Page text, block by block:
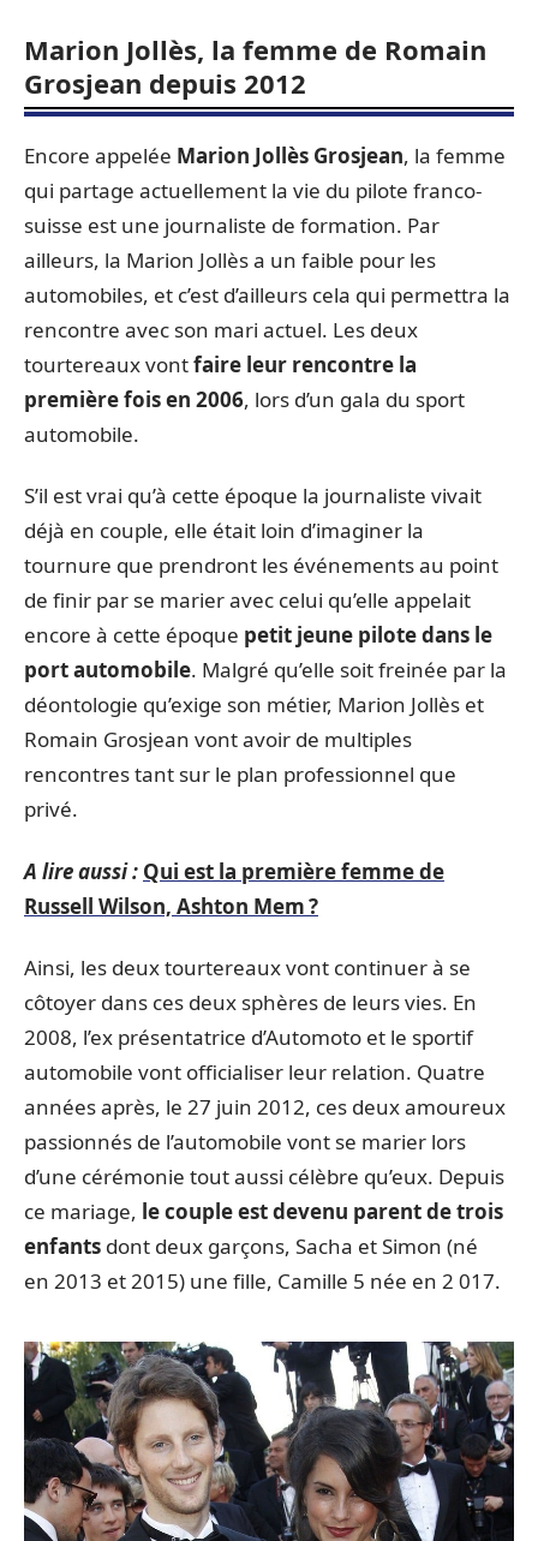
Marion Jollès, la femme de Romain
Grosjean depuis 2012
Encore appelée Marion Jollès Grosjean, la femme
qui partage actuellement la vie du pilote franco-
suisse est une journaliste de formation. Par
ailleurs, la Marion Jollès a un faible pour les
automobiles, et c’est d’ailleurs cela qui permettra la
rencontre avec son mari actuel. Les deux
tourtereaux vontfaire leur rencontre la
première fois en 2006, lors d’un gala du sport
automobile.
S’il est vrai qu’à cette époque la journaliste vivait
déjà en couple, elle était loin d’imaginer la
tournure que prendront les événements au point
de finir par se marier avec celui qu’elle appelait
encore à cette époque petit jeune pilote dans le
port automobile. Malgré qu’elle soit freinée par la
déontologie qu’exige son métier, Marion Jollès et
Romain Grosjean vont avoir de multiples
rencontres tant sur le plan professionnel que
privé.
A lire aussi : Qui est la première femme de
Russell Wilson, Ashton Mem ?
Ainsi, les deux tourtereaux vont continuer à se
côtoyer dans ces deux sphères de leurs vies. En
2008, l’ex présentatrice d’Automoto et le sportif
automobile vont officialiser leur relation. Quatre
années après, le 27 juin 2012, ces deux amoureux
passionnés de l’automobile vont se marier lors
d’une cérémonie tout aussi célèbre qu’eux. Depuis
ce mariage, le couple est devenu parent de trois
enfants dont deux garçons, Sacha et Simon (né
en 2013 et 2015) une fille, Camille 5 née en 2 017.